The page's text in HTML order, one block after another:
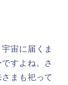
宙に届くま
すよね。さ
まも祀って